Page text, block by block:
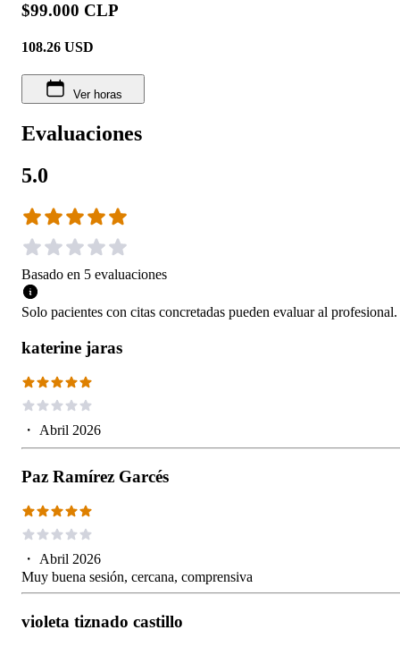
$99.000 CLP
108.26 USD
Ver horas
Evaluaciones
5.0
Basado en 5 evaluaciones
Solo pacientes con citas concretadas pueden evaluar al profesional.
katerine jaras
・ Abril 2026
Paz Ramírez Garcés
・ Abril 2026
Muy buena sesión, cercana, comprensiva
violeta tiznado castillo